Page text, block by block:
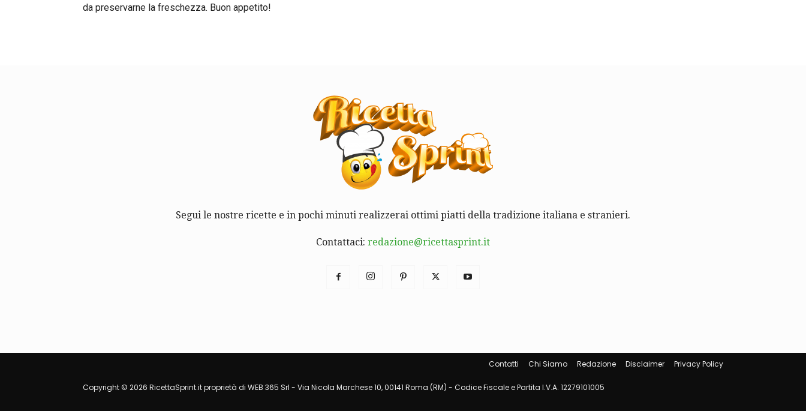
da preservarne la freschezza. Buon appetito!
Segui le nostre ricette e in pochi minuti realizzerai ottimi piatti della tradizione italiana e stranieri.
Contattaci: redazione@ricettasprint.it
Contatti Chi Siamo Redazione Disclaimer Privacy Policy
Copyright © 2026 RicettaSprint.it proprietà di WEB 365 Srl - Via Nicola Marchese 10, 00141 Roma (RM) - Codice Fiscale e Partita I.V.A. 12279101005